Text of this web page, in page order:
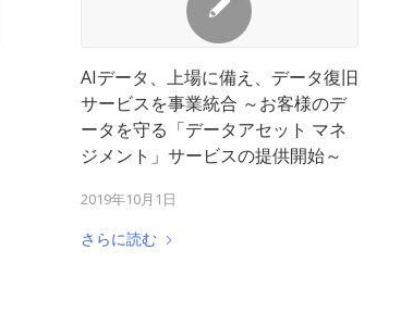
AIデータ、上場に備え、データ復旧
サービスを事業統合 ～お客様のデ
ータを守る「データアセット マネ
ジメント」サービスの提供開始～
2019年10月1日
さらに読む